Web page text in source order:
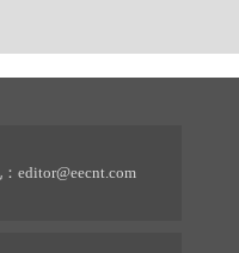
editor@eecnt.com